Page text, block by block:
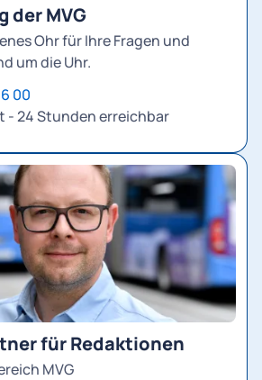
der MVG
Ohr für Ihre Fragen und
um die Uhr.
00
24 Stunden erreichbar
für Redaktionen
MVG